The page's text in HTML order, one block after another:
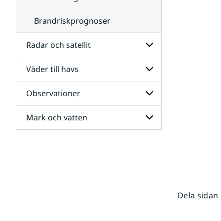
Brandriskprognoser
Radar och satellit
Undersidor
för
Radar
och
satellit
Väder till havs
Undersidor
för
Väder
till
havs
Observationer
Undersidor
för
Mark och vatten
Dela sidan